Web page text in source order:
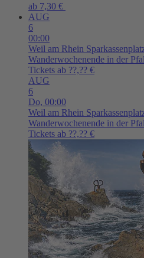
ab 7,30 €
AUG
6
00:00
Weil am Rhein
Wanderwochenende in der
Tickets ab ??,?? €
AUG
6
Do, 00:00
Weil am Rhein
Wanderwochenende in der
Tickets ab ??,?? €